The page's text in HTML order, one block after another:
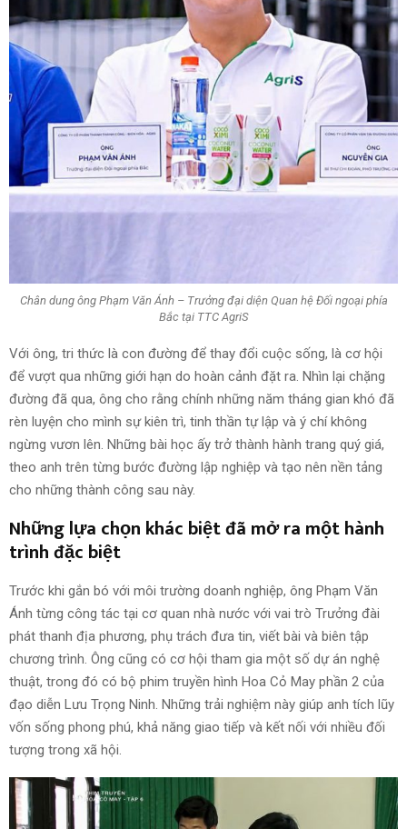
Chân dung ông Phạm Văn Ánh – Trưởng đại diện Quan hệ Đối ngoại phía
Bắc tại TTC AgriS
Với ông, tri thức là con đường để thay đổi cuộc sống, là cơ hội
để vượt qua những giới hạn do hoàn cảnh đặt ra. Nhìn lại chặng
đường đã qua, ông cho rằng chính những năm tháng gian khó đã
rèn luyện cho mình sự kiên trì, tinh thần tự lập và ý chí không
ngừng vươn lên. Những bài học ấy trở thành hành trang quý giá,
theo anh trên từng bước đường lập nghiệp và tạo nên nền tảng
cho những thành công sau này.
Những lựa chọn khác biệt đã mở ra một hành
trình đặc biệt
Trước khi gắn bó với môi trường doanh nghiệp, ông Phạm Văn
Ánh từng công tác tại cơ quan nhà nước với vai trò Trưởng đài
phát thanh địa phương, phụ trách đưa tin, viết bài và biên tập
chương trình. Ông cũng có cơ hội tham gia một số dự án nghệ
thuật, trong đó có bộ phim truyền hình Hoa Cỏ May phần 2 của
đạo diễn Lưu Trọng Ninh. Những trải nghiệm này giúp anh tích lũy
vốn sống phong phú, khả năng giao tiếp và kết nối với nhiều đối
tượng trong xã hội.